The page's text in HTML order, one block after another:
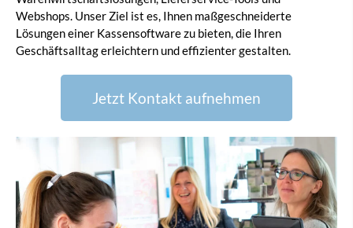
Webshops. Unser Ziel ist es, Ihnen maßgeschneiderte
Lösungen einer Kassensoftware zu bieten, die Ihren
Geschäftsalltag erleichtern und effizienter gestalten.
Jetzt Kontakt aufnehmen